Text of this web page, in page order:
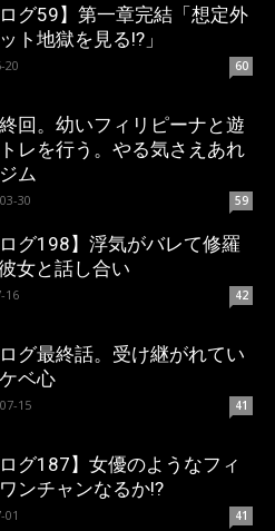
ログ59】第一章完結「想定外
ト地獄を見る!?」
20 60
回。幼いフィリピーナと遊
レを行う。やる気さえあれ
ム
30 59
ログ198】浮気がバレて修羅
女と話し合い
16 42
グ最終話。受け継がれてい
ベ心
15 41
ログ187】女優のようなフィ
ンチャンなるか!?
01 41